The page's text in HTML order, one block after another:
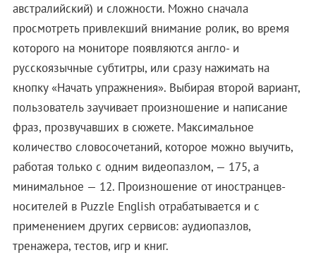
австралийский) и сложности. Можно сначала
просмотреть привлекший внимание ролик, во время
которого на мониторе появляются англо- и
русскоязычные субтитры, или сразу нажимать на
кнопку «Начать упражнения». Выбирая второй вариант,
пользователь заучивает произношение и написание
фраз, прозвучавших в сюжете. Максимальное
количество словосочетаний, которое можно выучить,
работая только с одним видеопазлом, — 175, а
минимальное — 12. Произношение от иностранцев-
носителей в Puzzle English отрабатывается и с
применением других сервисов: аудиопазлов,
тренажера, тестов, игр и книг.